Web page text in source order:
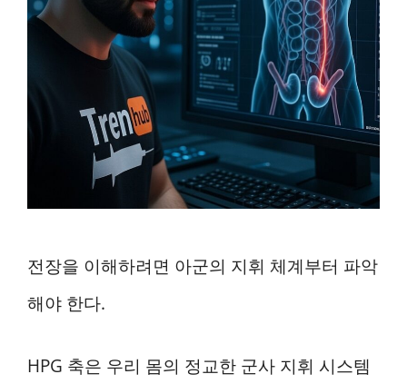
전장을 이해하려면 아군의 지휘 체계부터 파악
해야 한다.
HPG 축은 우리 몸의 정교한 군사 지휘 시스템